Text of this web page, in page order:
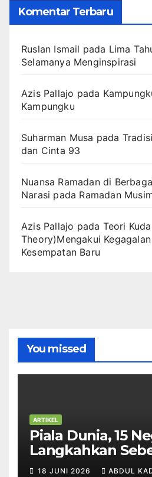
Komentar Terbaru
Ruslan Ismail pada Lima
Selamanya Menginspirasi
Azis Pallajo pada
Kampungku
Suharman Musa pada
dan Cinta 93
Nuansa Ramadan di
Narasi pada Ramadan
Azis Pallajo pada Teori
Theory)Mengakui
Kesempatan Baru
You missed
ARTIKEL
Piala Dunia, 15
Langkahkan
32 Besar
18 JUNI 2026 ABDUL